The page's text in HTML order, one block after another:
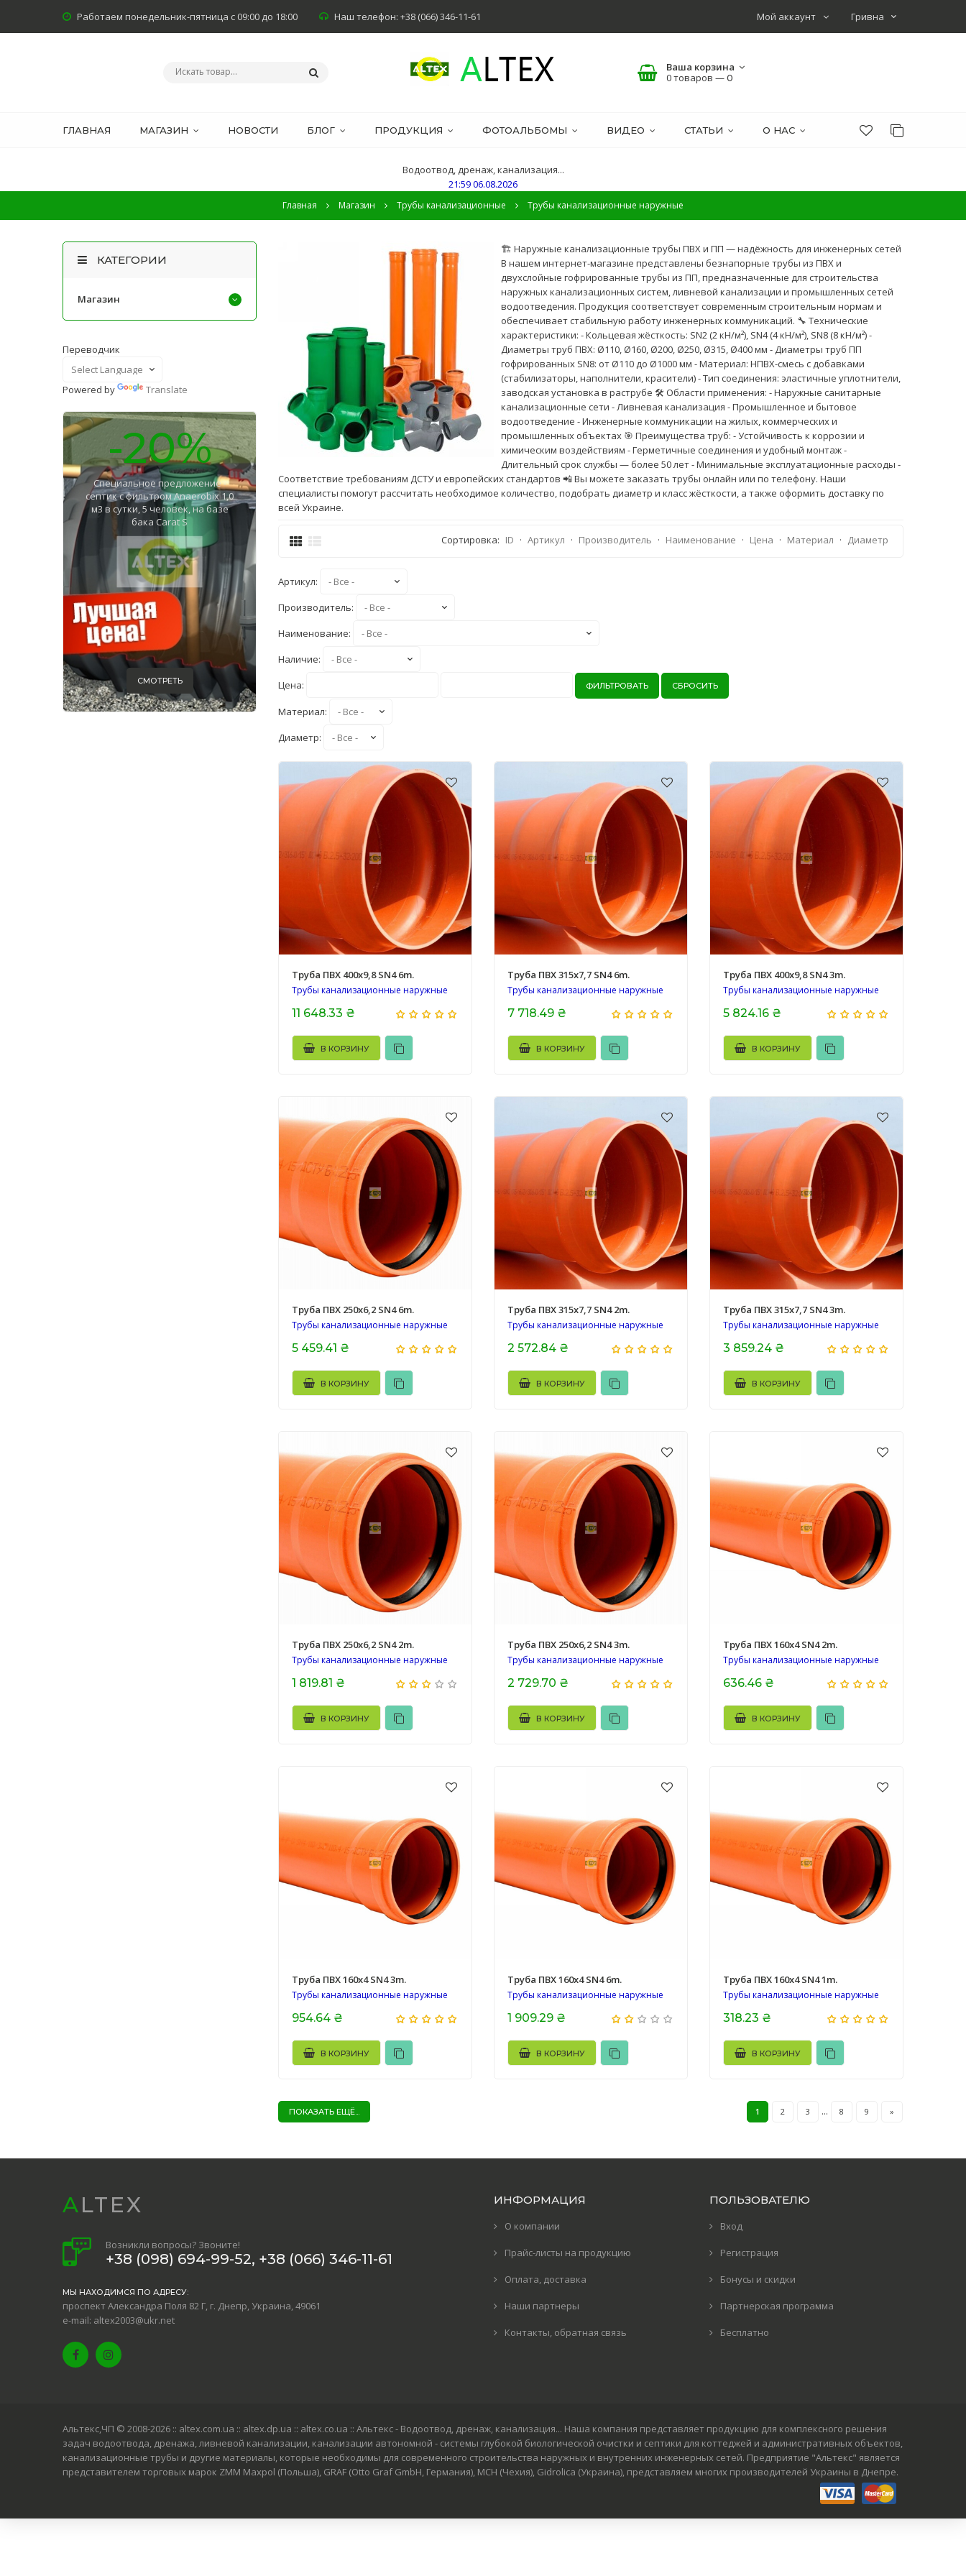
Мой аккаунт
Работаем понедельник-пятница с 09:00 до 18:00 Наш телефон: +38 (066) 346-11-61
Ваша корзина
0 товаров —0
ГЛАВНАЯ МАГАЗИН НОВОСТИ БЛОГ ПРОДУКЦИЯ ФОТОАЛЬБОМЫ ВИДЕО СТАТЬИ О НАС
Водоотвод, дренаж, канализация...
21:59 06.08.2026
Главная Магазин Трубы канализационные Трубы канализационные наружные
🏗️ Наружные канализационные трубы ПВХ и ПП — надёжность для инженерных сетей
В нашем интернет-магазине представлены безнапорные трубы из ПВХ и
двухслойные гофрированные трубы из ПП, предназначенные для строительства
наружных канализационных систем, ливневой канализации и промышленных сетей
водоотведения. Продукция соответствует современным строительным нормам и
обеспечивает стабильную работу инженерных коммуникаций. 🔧 Технические
характеристики: - Кольцевая жёсткость: SN2 (2 кН/м²), SN4 (4 кН/м²), SN8 (8 кН/м²) -
Диаметры труб ПВХ: Ø110, Ø160, Ø200, Ø250, Ø315, Ø400 мм - Диаметры труб ПП
гофрированных SN8: от Ø110 до Ø1000 мм - Материал: НПВХ-смесь с добавками
(стабилизаторы, наполнители, красители) - Тип соединения: эластичные уплотнители,
заводская установка в раструбе 🛠️ Области применения: - Наружные санитарные
канализационные сети - Ливневая канализация - Промышленное и бытовое
водоотведение - Инженерные коммуникации на жилых, коммерческих и
промышленных объектах 🎯 Преимущества труб: - Устойчивость к коррозии и
химическим воздействиям - Герметичные соединения и удобный монтаж -
Длительный срок службы — более 50 лет - Минимальные эксплуатационные расходы -
Соответствие требованиям ДСТУ и европейских стандартов 📲 Вы можете заказать трубы онлайн или по телефону. Наши
специалисты помогут рассчитать необходимое количество, подобрать диаметр и класс жёсткости, а также оформить доставку по
всей Украине.
Сортировка: ID · Артикул · Производитель · Наименование · Цена · Материал · Диаметр
Артикул:
Производитель:
Наименование:
Наличие:
Цена: ФИЛЬТРОВАТЬ СБРОСИТЬ
Материал:
Диаметр:
Труба ПВХ 400х9,8 SN4 6m.
Трубы канализационные наружные
11 648.33 ₴
В КОРЗИНУ
Труба ПВХ 315х7,7 SN4 6m.
Трубы канализационные наружные
7 718.49 ₴
В КОРЗИНУ
Труба ПВХ 400х9,8 SN4 3m.
Трубы канализационные наружные
5 824.16 ₴
В КОРЗИНУ
Труба ПВХ 250х6,2 SN4 6m.
Трубы канализационные наружные
5 459.41 ₴
В КОРЗИНУ
Труба ПВХ 315х7,7 SN4 2m.
Трубы канализационные наружные
2 572.84 ₴
В КОРЗИНУ
Труба ПВХ 315х7,7 SN4 3m.
Трубы канализационные наружные
3 859.24 ₴
В КОРЗИНУ
Труба ПВХ 250х6,2 SN4 2m.
Трубы канализационные наружные
1 819.81 ₴
В КОРЗИНУ
Труба ПВХ 250х6,2 SN4 3m.
Трубы канализационные наружные
2 729.70 ₴
В КОРЗИНУ
Труба ПВХ 160х4 SN4 2m.
Трубы канализационные наружные
636.46 ₴
В КОРЗИНУ
Труба ПВХ 160х4 SN4 3m.
Трубы канализационные наружные
954.64 ₴
В КОРЗИНУ
Труба ПВХ 160х4 SN4 6m.
Трубы канализационные наружные
1 909.29 ₴
В КОРЗИНУ
Труба ПВХ 160х4 SN4 1m.
Трубы канализационные наружные
318.23 ₴
В КОРЗИНУ
ПОКАЗАТЬ ЕЩЁ... 1 2 3 ... 8 9 »
КАТЕГОРИИ
Магазин
Переводчик
Powered by Translate
-20%
Специальное предложение -
септик с фильтром Anaerobix 1,0
м3 в сутки, 5 человек, на базе
бака Carat S
СМОТРЕТЬ
ALTEX
Возникли вопросы? Звоните!
+38 (098) 694-99-52, +38 (066) 346-11-61
МЫ НАХОДИМСЯ ПО АДРЕСУ:
проспект Александра Поля 82 Г, г. Днепр, Украина, 49061
e-mail: altex2003@ukr.net
ИНФОРМАЦИЯ
О компании
Прайс-листы на продукцию
Оплата, доставка
Наши партнеры
Контакты, обратная связь
ПОЛЬЗОВАТЕЛЮ
Вход
Регистрация
Бонусы и скидки
Партнерская программа
Бесплатно
Альтекс,ЧП © 2008-2026 :: altex.com.ua :: altex.dp.ua :: altex.co.ua :: Альтекс - Водоотвод, дренаж, канализация... Наша компания представляет продукцию для комплексного решения
задач водоотвода, дренажа, ливневой канализации, канализации автономной - системы глубокой биологической очистки и септики для коттеджей и административных объектов,
канализационные трубы и другие материалы, которые необходимы для современного строительства наружных и внутренних инженерных сетей. Предприятие "Альтекс" является
представителем торговых марок ZMM Maxpol (Польша), GRAF (Otto Graf GmbH, Германия), MCH (Чехия), Gidrolica (Украина), представляем многих производителей Украины в Днепре.